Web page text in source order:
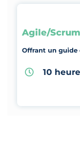
Agile/Scrum
Offrant un
10